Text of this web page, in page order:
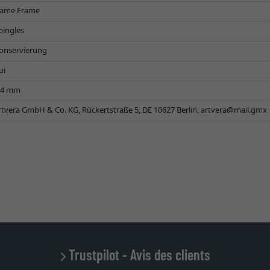
Frame
mm
GmbH & Co. KG, Rückertstraße 5, DE 10627 Berlin,artvera@mail.gmx
Trustpilot - Avis des clients